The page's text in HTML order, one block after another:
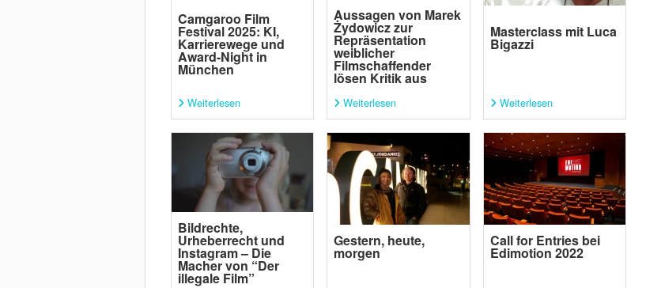
Camgaroo Film
Festival 2025: KI,
Karrierewege und
Award-Night in
München
Weiterlesen
Aussagen von Marek
Żydowicz zur
Repräsentation
weiblicher
Filmschaffender
lösen Kritik aus
Weiterlesen
Masterclass mit Luca
Bigazzi
Weiterlesen
Bildrechte,
Urheberrecht und
Instagram – Die
Macher von “Der
illegale Film”
Gestern, heute,
morgen
Call for Entries bei
Edimotion 2022